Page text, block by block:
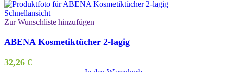
Schnellansicht
Zur Wunschliste hinzufügen
ABENA Kosmetiktücher 2-lagig
32,26 €